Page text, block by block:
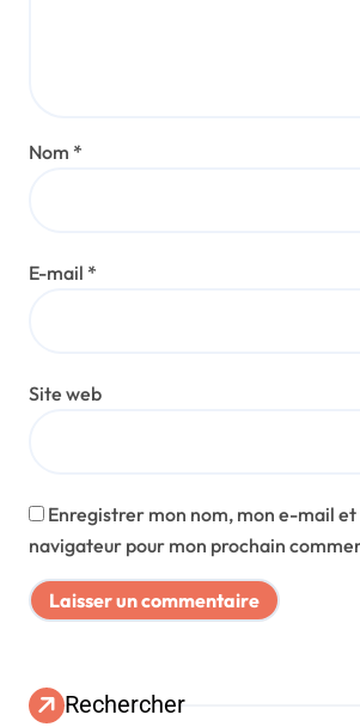
Nom *
E-mail *
Site web
Enregistrer mon nom, mon e-mail et
navigateur pour mon prochain
Rechercher